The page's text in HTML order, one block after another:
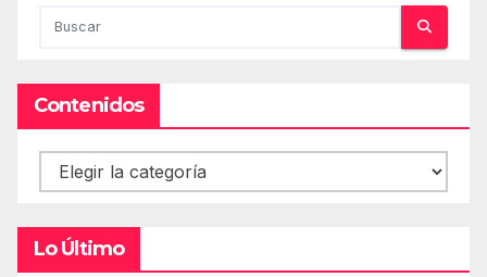
Contenidos
Contenidos
Lo Último